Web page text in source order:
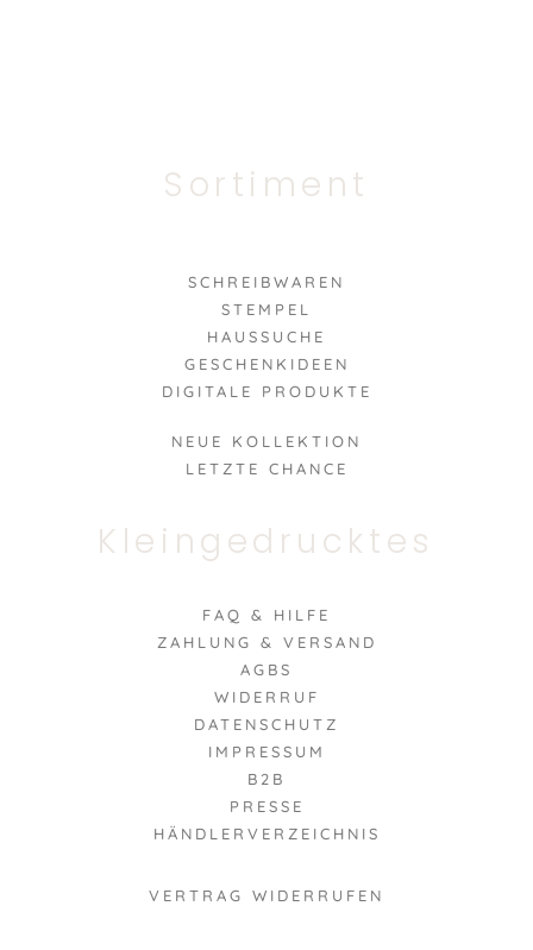
Sortiment
SCHREIBWAREN
STEMPEL
HAUSSUCHE
GESCHENKIDEEN
DIGITALE PRODUKTE
NEUE KOLLEKTION
LETZTE CHANCE
Kleingedrucktes
FAQ & HILFE
ZAHLUNG & VERSAND
AGBS
WIDERRUF
DATENSCHUTZ
IMPRESSUM
B2B
PRESSE
HÄNDLERVERZEICHNIS
VERTRAG WIDERRUFEN